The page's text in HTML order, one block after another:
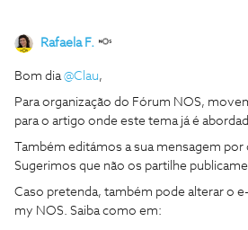
Rafaela F.
Bom dia ​@Clau,
Para organização do Fórum NOS,
para o artigo onde este tema já é
Também editámos a sua mensagem
Sugerimos que não os partilhe
Caso pretenda, também pode alterar o
my NOS. Saiba como em: